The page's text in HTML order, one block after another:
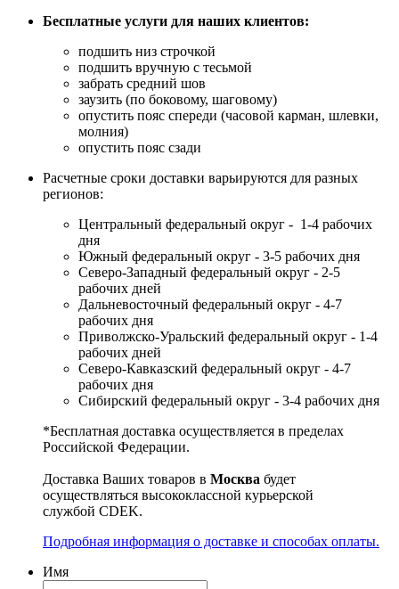
Бесплатные услуги для наших клиентов:
подшить низ строчкой
подшить вручную с тесьмой
забрать средний шов
заузить (по боковому, шаговому)
опустить пояс спереди (часовой карман, шлевки,
молния)
опустить пояс сзади
Расчетные сроки доставки варьируются для разных
регионов:
Центральный федеральный округ - 1-4 рабочих
дня
Южный федеральный округ - 3-5 рабочих дня
Северо-Западный федеральный округ - 2-5
рабочих дней
Дальневосточный федеральный округ - 4-7
рабочих дня
Приволжско-Уральский федеральный округ - 1-4
рабочих дней
Северо-Кавказский федеральный округ - 4-7
рабочих дня
Сибирский федеральный округ - 3-4 рабочих дня
*Бесплатная доставка осуществляется в пределах
Российской Федерации.
Доставка Ваших товаров в Москва будет
осуществляться высококлассной курьерской
службой CDEK.
Подробная информация о доставке и способах оплаты.
Имя